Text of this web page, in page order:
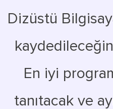
Dizüstü
En iyi
tanıtacak ve